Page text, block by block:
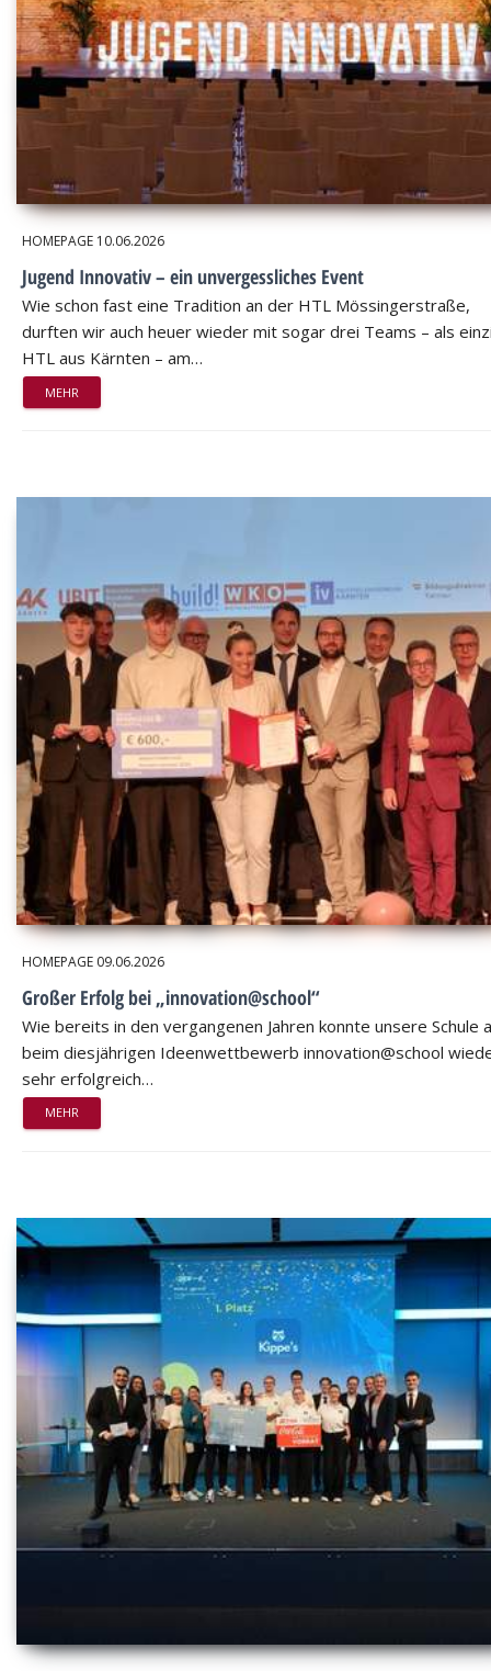
HOMEPAGE 10.06.2026
Jugend Innovativ – ein unvergessliches Event
Wie schon fast eine Tradition an der HTL Mössingerstraße,
durften wir auch heuer wieder mit sogar drei Teams – als
HTL aus Kärnten – am…
MEHR
HOMEPAGE 09.06.2026
Großer Erfolg bei „innovation@school“
Wie bereits in den vergangenen Jahren konnte unsere Schule
beim diesjährigen Ideenwettbewerb innovation@school
sehr erfolgreich…
MEHR